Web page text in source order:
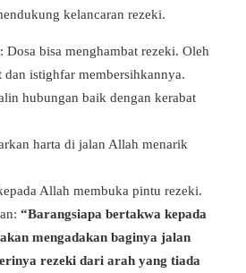
kelancaran rezeki.
: Dosa bisa menghambat rezeki. Oleh
dan istighfar membersihkannya.
hubungan baik dengan kerabat
harta di jalan Allah menarik
Allah membuka pintu rezeki.
“Barangsiapa bertakwa kepada
mengadakan baginya jalan
rezeki dari arah yang tiada